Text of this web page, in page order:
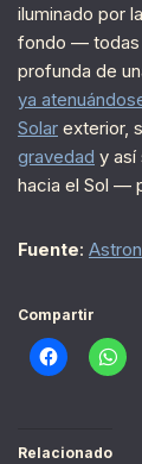
iluminado por
fondo — todas
profunda de
ya
Solar exterior,
gravedad y así
hacia el Sol —
Fuente:
Compartir
Relacionado